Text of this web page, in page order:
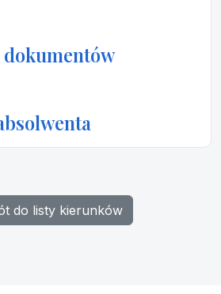
dokumentów
do listy kierunków